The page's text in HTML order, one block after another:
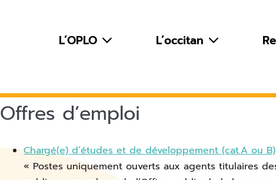
L’OPLO L’occitan
Offres d’emploi
Chargé(e) d’études et de développement (cat.A ou B)
« Postes uniquement ouverts aux agents titulaires